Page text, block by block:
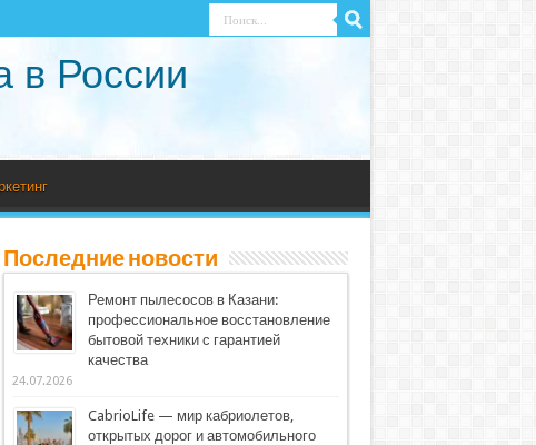
в России
Последние новости
Ремонт пылесосов в Казани:
профессиональное восстановление
бытовой техники с гарантией
качества
24.07.2026
CabrioLife — мир кабриолетов,
открытых дорог и автомобильного